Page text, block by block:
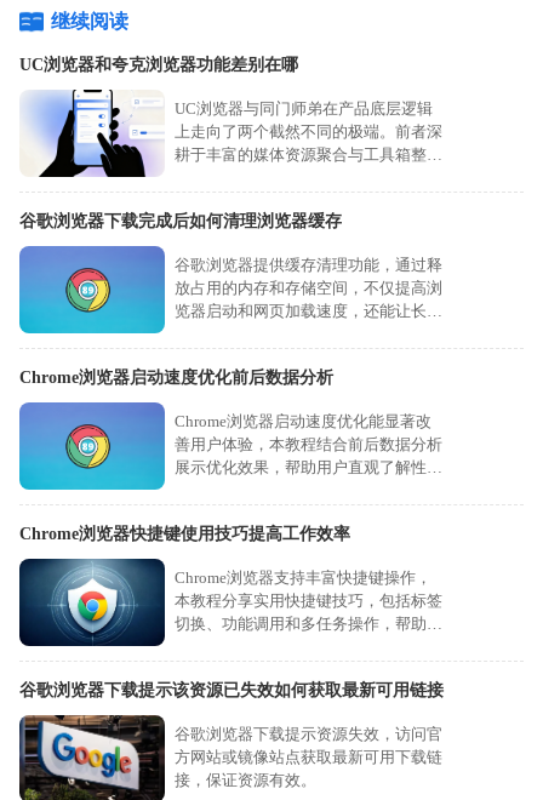
继续阅读
UC浏览器和夸克浏览器功能差别在哪
UC浏览器与同门师弟在产品底层逻辑
上走向了两个截然不同的极端。前者深
耕于丰富的媒体资源聚合与工具箱整
套迥异的理念。
谷歌浏览器下载完成后如何清理浏览器缓存
谷歌浏览器提供缓存清理功能，通过释
放占用的内存和存储空间，不仅提高浏
览器启动和网页加载速度，还能让长期
Chrome浏览器启动速度优化前后数据分析
Chrome浏览器启动速度优化能显著改
善用户体验，本教程结合前后数据分析
展示优化效果，帮助用户直观了解性能
Chrome浏览器快捷键使用技巧提高工作效率
Chrome浏览器支持丰富快捷键操作，
本教程分享实用快捷键技巧，包括标签
切换、功能调用和多任务操作，帮助用
谷歌浏览器下载提示该资源已失效如何获取最新可用链接
谷歌浏览器下载提示资源失效，访问官
方网站或镜像站点获取最新可用下载链
接，保证资源有效。